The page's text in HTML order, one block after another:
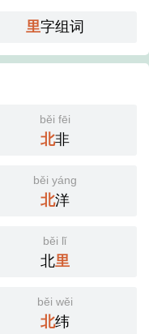
里字组词
běi fēi
北非
běi yáng
北洋
běi lǐ
北里
běi wěi
北纬